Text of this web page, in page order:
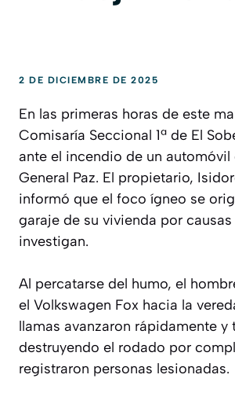
2 DE DICIEMBRE DE 2025
En las primeras horas de este
Comisaría Seccional 1ª de El
ante el incendio de un automóvil
General Paz. El propietario,
informó que el foco ígneo se
garaje de su vivienda por
investigan.
Al percatarse del humo, el
el Volkswagen Fox hacia la
llamas avanzaron rápidamente y
destruyendo el rodado por
registraron personas lesionadas.